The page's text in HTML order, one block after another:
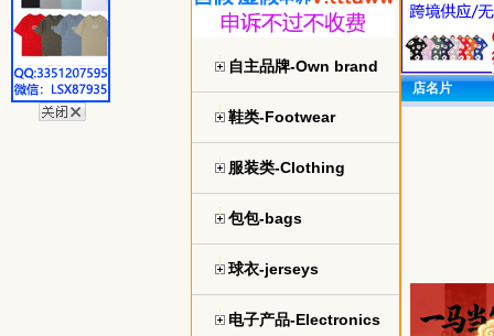
自主品牌-Own brand
鞋类-Footwear
服装类-Clothing
包包-bags
球衣-jerseys
电子产品-Electronics
店名片